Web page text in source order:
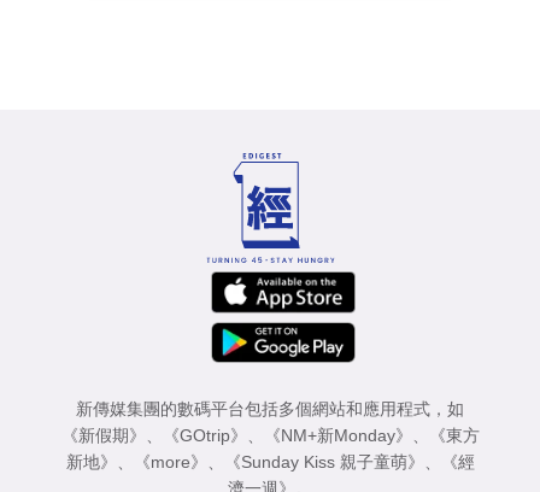
新傳媒集團的數碼平台包括多個網站和應用程式，如
《新假期》
《GOtrip》 《NM+新Monday》
《東方
新地》
《more》 《Sunday Kiss 親子童萌》
《經